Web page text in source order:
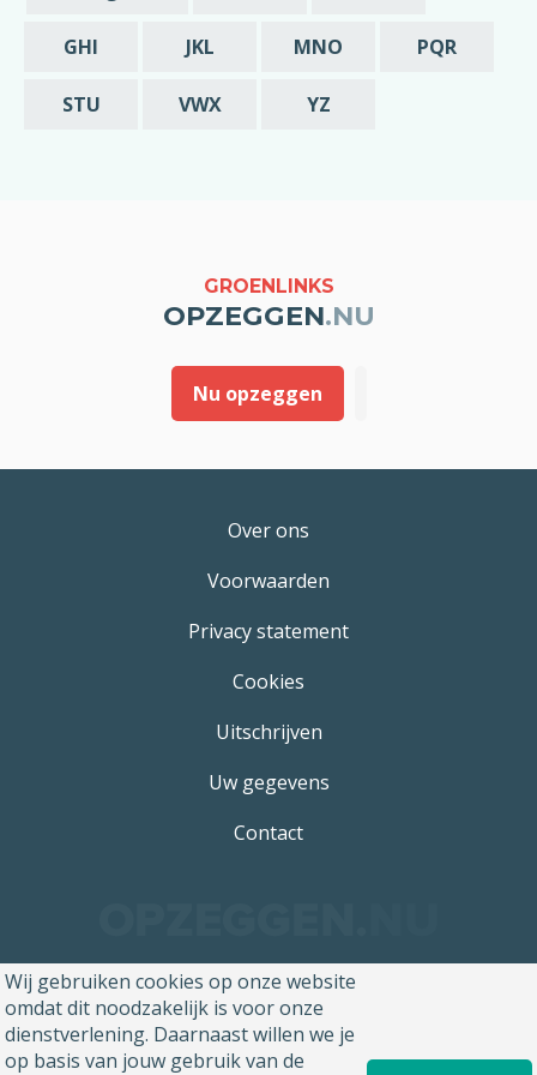
melding willen van deze vroegst mogelijke
datum is waarop mijn abonnement beëindigd
wordt.
GHI JKL MNO PQR
STU VWX YZ
GROENLINKS
OPZEGGEN.NU
Nu opzeggen
Over ons
Voorwaarden
Privacy statement
Cookies
Uitschrijven
Uw gegevens
Contact
Wij gebruiken cookies op onze website
omdat dit noodzakelijk is voor onze
dienstverlening. Daarnaast willen we je
op basis van jouw gebruik van de